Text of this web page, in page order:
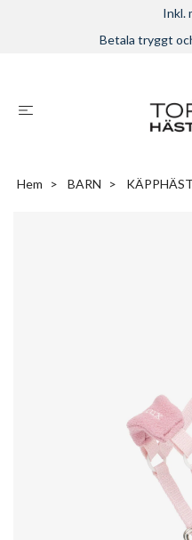
Inkl.
Betala tryggt
Hem BARN KÄPPHÄST